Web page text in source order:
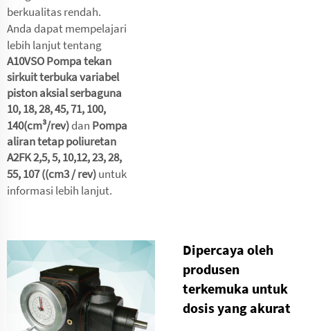
berkualitas rendah.
Anda dapat mempelajari
lebih lanjut tentang
A10VSO Pompa tekan
sirkuit terbuka variabel
piston aksial serbaguna
10, 18, 28, 45, 71, 100,
140(cm³/rev)dan Pompa
aliran tetap poliuretan
A2FK 2,5, 5, 10,12, 23, 28,
55, 107 ((cm3 / rev)untuk
informasi lebih lanjut.
Dipercaya oleh
produsen
terkemuka untuk
dosis yang akurat